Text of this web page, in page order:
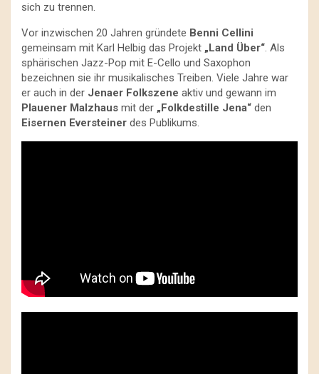
sich zu trennen.
Vor inzwischen 20 Jahren gründete Benni Cellini
gemeinsam mit Karl Helbig das Projekt „Land Über“. Als
sphärischen Jazz-Pop mit E-Cello und Saxophon
bezeichnen sie ihr musikalisches Treiben. Viele Jahre war
er auch in der Jenaer Folkszene aktiv und gewann im
Plauener Malzhaus mit der „Folkdestille Jena“ den
Eisernen Eversteiner des Publikums.